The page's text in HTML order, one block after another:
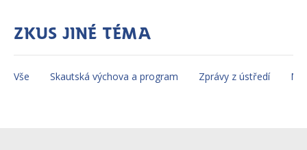
Zkus jiné téma
Vše Skautská výchova a program Zprávy z ústředí